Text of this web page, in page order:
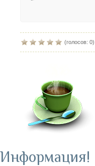
(голосов: 0)
Информация